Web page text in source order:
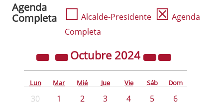
Agenda
Completa
☐ Alcalde-Presidente ☒ Agenda
Completa
Octubre 2024
Lun Mar Mié Jue Vie Sáb Dom
30 1 2 3 4 5
6